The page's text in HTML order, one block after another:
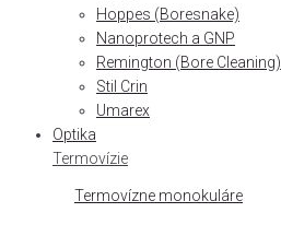
Hoppes (Boresnake)
Nanoprotech a GNP
Remington (Bore Cleaning)
Stil Crin
Umarex
Optika
Termovízie
Termovízne monokuláre